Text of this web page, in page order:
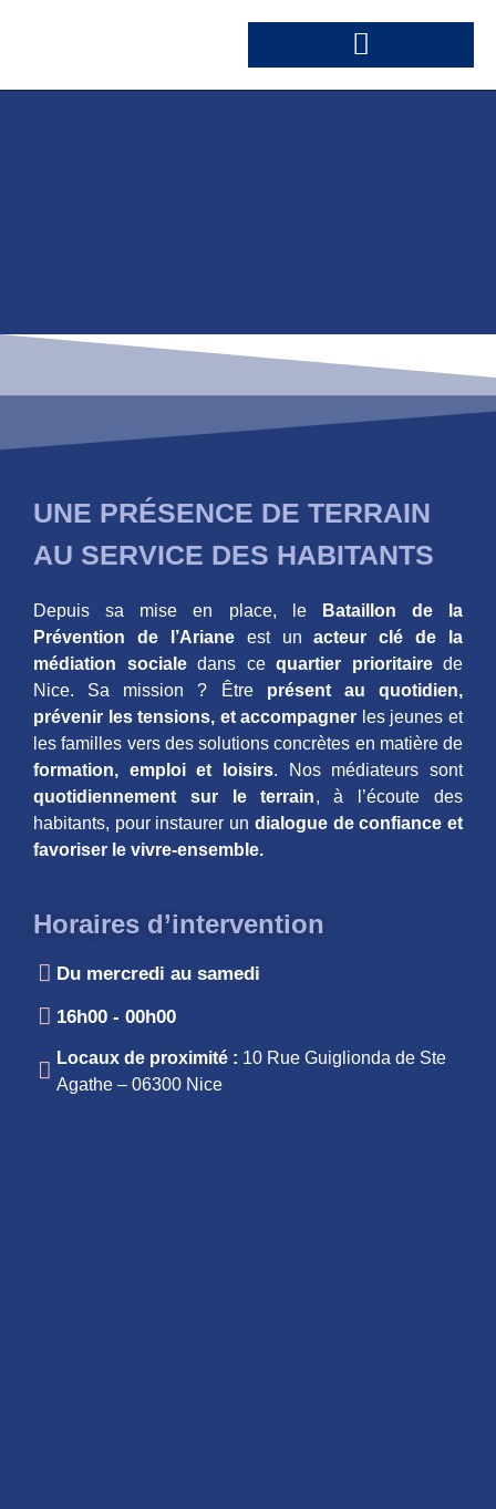
UNE PRÉSENCE DE TERRAIN
AU SERVICE DES HABITANTS
Depuis sa mise en place, le
Bataillon de la
Prévention de l’Arianeest unacteur clé de la
médiation socialedans ce quartier prioritairede
Nice. Sa mission ? Être présent au quotidien,
prévenir les tensions, et accompagner les jeunes et
les familles vers des solutions concrètes en matière de
formation, emploi et loisirs. Nos médiateurs sont
quotidiennement sur le terrain, à l’écoute des
habitants, pour instaurer un dialogue de confiance et
favoriser le vivre-ensemble.
Horaires d’intervention
Du mercredi au samedi
16h00 - 00h00
Locaux de proximité : 10 Rue Guiglionda de Ste
Agathe – 06300 Nice